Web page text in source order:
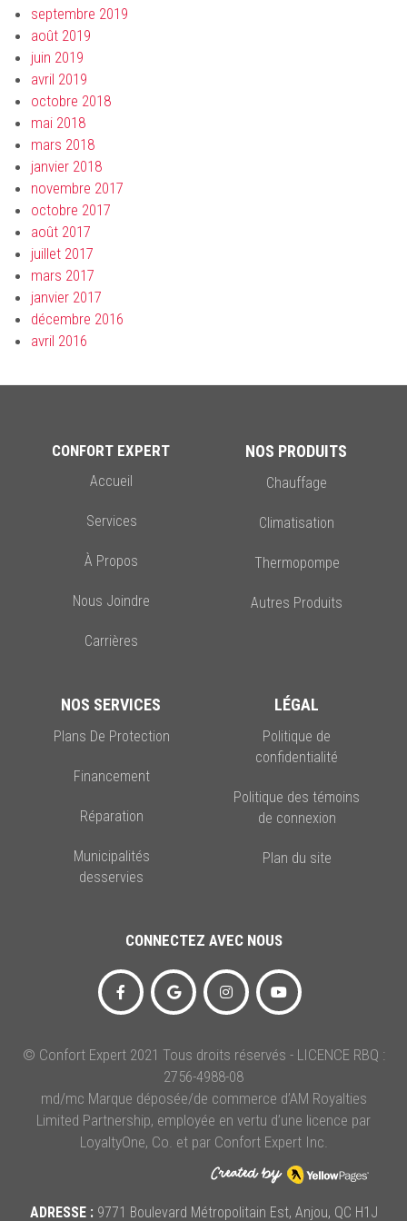
septembre 2019
août 2019
juin 2019
avril 2019
octobre 2018
mai 2018
mars 2018
janvier 2018
novembre 2017
octobre 2017
août 2017
juillet 2017
mars 2017
janvier 2017
décembre 2016
avril 2016
CONFORT EXPERT
Accueil
Services
À Propos
Nous Joindre
Carrières
NOS PRODUITS
Chauffage
Climatisation
Thermopompe
Autres Produits
NOS SERVICES
Plans De Protection
Financement
Réparation
Municipalités
desservies
LÉGAL
Politique de
confidentialité
Politique des témoins
de connexion
Plan du site
CONNECTEZ AVEC NOUS
© Confort Expert 2021 Tous droits réservés - LICENCE RBQ :
2756-4988-08
md/mc Marque déposée/de commerce d’AM Royalties
Limited Partnership, employée en vertu d’une licence par
LoyaltyOne, Co. et par Confort Expert Inc.
ADRESSE :9771 Boulevard Métropolitain Est, Anjou, QC H1J